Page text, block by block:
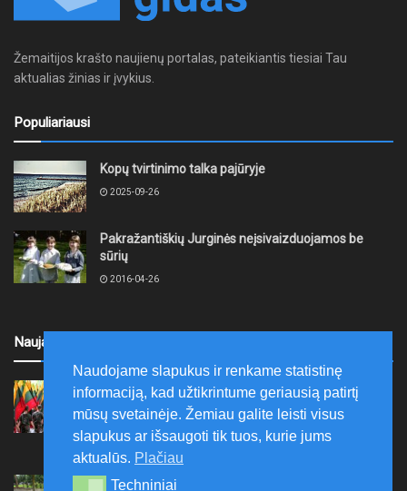
Žemaitijos krašto naujienų portalas, pateikiantis tiesiai Tau
aktualias žinias ir įvykius.
Populiariausi
Kopų tvirtinimo talka pajūryje
2025-09-26
Pakražantiškių Jurginės neįsivaizduojamos be
sūrių
2016-04-26
Naujausi
Ariogaloje nuskambėjo tradicinis tremtinių, politinių
kalinių ir laisvės kovų dalyvių sąskrydis „Su Lietuva
širdy“
Mažeikių rajono savivaldybė ragina gyventojus
Naudojame slapukus ir renkame statistinę
informaciją, kad užtikrintume geriausią patirtį
mūsų svetainėje. Žemiau galite leisti visus
slapukus ar išsaugoti tik tuos, kurie jums
aktualūs. Plačiau
Techniniai
Techniniai